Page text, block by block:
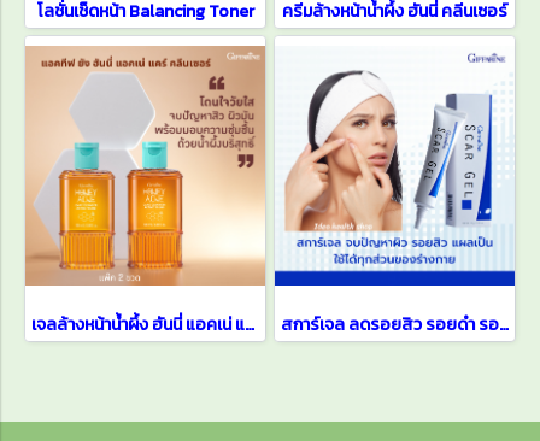
โลชั่นเช็ดหน้า Balancing Toner ครีมล้างหน้าน้ำผึ้ง ฮันนี่ คลีนเซอร์
เจลล้างหน้าน้ำผึ้ง ฮันนี่ แอคเน่ แคร์คลีนเซอร์ แอคทีฟยัง สการ์เจล ลดรอยสิว รอยดำ รอยแผลเป็น